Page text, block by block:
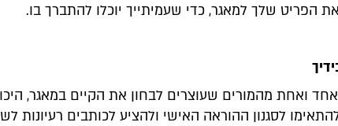
הפריט שלך למאגר, כדי שעמיתייך יוכלו להתברך בו.
אחד ואחת מהמורים שעוצרים לבחון את הקיים במאגר,
לסגנון ההוראה האישי ולהציע לכותבים רעיונות